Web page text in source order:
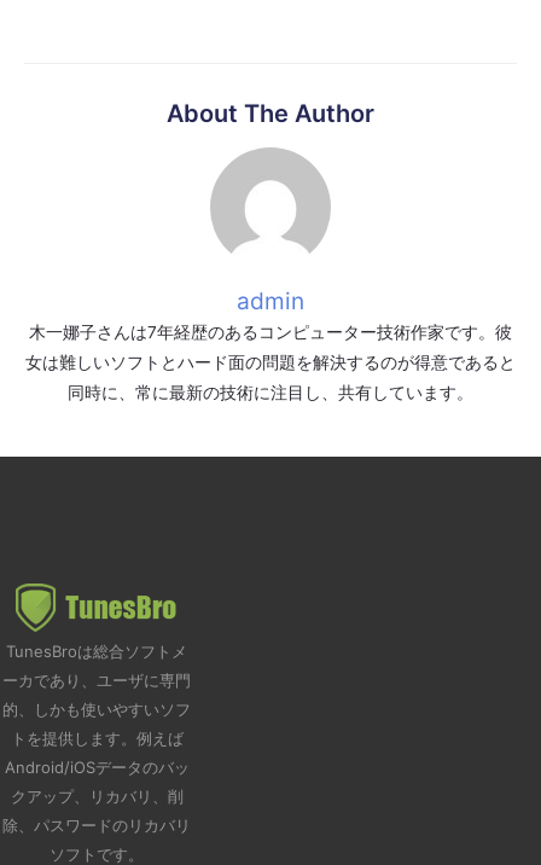
About The Author
admin
木一娜子さんは7年経歴のあるコンピューター技術作家です。彼
女は難しいソフトとハード面の問題を解決するのが得意であると
同時に、常に最新の技術に注目し、共有しています。
TunesBroは総合ソフトメ
ーカであり、ユーザに専門
的、しかも使いやすいソフ
トを提供します。例えば
Android/iOSデータのバッ
クアップ、リカバリ、削
除、パスワードのリカバリ
ソフトです。